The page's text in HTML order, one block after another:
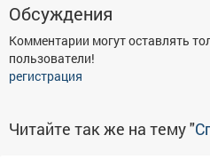
Обсуждения
Комментарии могут оставлять
пользователи!
регистрация
Читайте так же на тему "